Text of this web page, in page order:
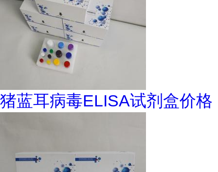
猪蓝耳病毒ELISA试剂盒价格